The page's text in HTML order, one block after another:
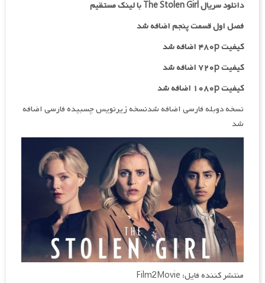
دانلود سریال The Stolen Girl با لینک مستقیم
فصل اول قسمت پنجم اضافه شد
کیفیت ۴۸۰p اضافه شد
کیفیت ۷۲۰p
اضافه شد
کیفیت ۱۰۸۰p اضافه شد
نسخه دوبله فارسی اضافه شدنسخه زیرنویس چسبیده فارسی اضافه
شد
منتشر کننده فایل: Film2Movie